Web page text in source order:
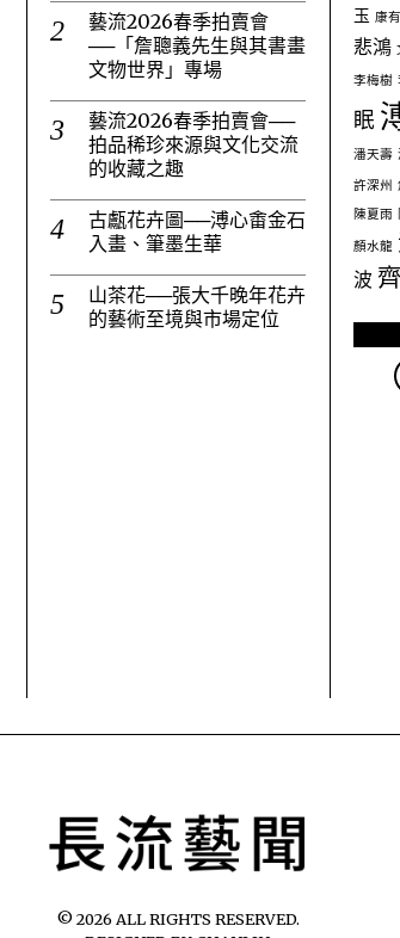
藝流2026春季拍賣會
──「詹聰義先生與其書畫
文物世界」專場
藝流2026春季拍賣會──
拍品稀珍來源與文化交流
的收藏之趣
古甗花卉圖──溥心畬金石
入畫、筆墨生華
山茶花──張大千晚年花卉
的藝術至境與市場定位
玉 康
悲鴻
李梅樹
眠
潘天壽
許深州
陳夏雨
顏水龍
波
©2026 ALL RIGHTS RESERVED.